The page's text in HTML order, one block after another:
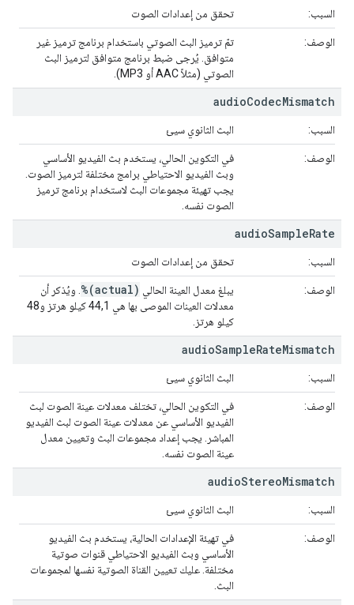
السبب: تحقق من إعدادات الصوت
الوصف:
تمّ ترميز البث الصوتي باستخدام برنامج ترميز غير
متوافق. يُرجى ضبط برنامج متوافق لترميز البث
الصوتي (مثلاً AAC أو MP3).
audioCodecMismatch
السبب: البث الثانوي سيئ
الوصف:
في التكوين الحالي، يستخدم بث الفيديو الأساسي
وبث الفيديو الاحتياطي برامج مختلفة لترميز الصوت.
يجب تهيئة مجموعات البث لاستخدام برنامج ترميز
الصوت نفسه.
audioSampleRate
السبب: تحقق من إعدادات الصوت
الوصف: يبلغ معدل العينة الحالي %(actual) . ويُذكر أن
معدلات العينات الموصى بها هي 44,1 كيلو هرتز و48
كيلو هرتز.
audioSampleRateMismatch
السبب: البث الثانوي سيئ
الوصف:
في التكوين الحالي، تختلف معدلات عينة الصوت لبث
الفيديو الأساسي عن معدلات عينة الصوت لبث الفيديو
المباشر. يجب إعداد مجموعات البث وتعيين معدل
عينة الصوت نفسه.
audioStereoMismatch
السبب: البث الثانوي سيئ
الوصف:
في تهيئة الإعدادات الحالية، يستخدم بث الفيديو
الأساسي وبث الفيديو الاحتياطي قنوات صوتية
مختلفة. عليك تعيين القناة الصوتية نفسها لمجموعات
البث.